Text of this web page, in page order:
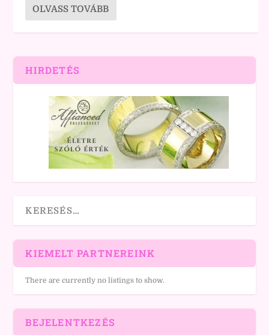
OLVASS TOVÁBB
HIRDETÉS
KIEMELT PARTNEREINK
There are currently no listings to show.
BEJELENTKEZÉS